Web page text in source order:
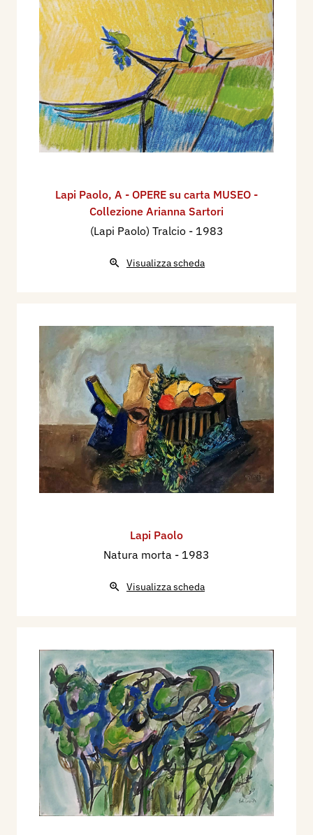
Lapi Paolo, A - OPERE su carta MUSEO -
Collezione Arianna Sartori
(Lapi Paolo) Tralcio - 1983
Visualizza scheda
Lapi Paolo
Natura morta - 1983
Visualizza scheda